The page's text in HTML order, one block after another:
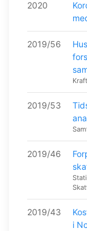
2020
2019/56
2019/53
2019/46
2019/43
i